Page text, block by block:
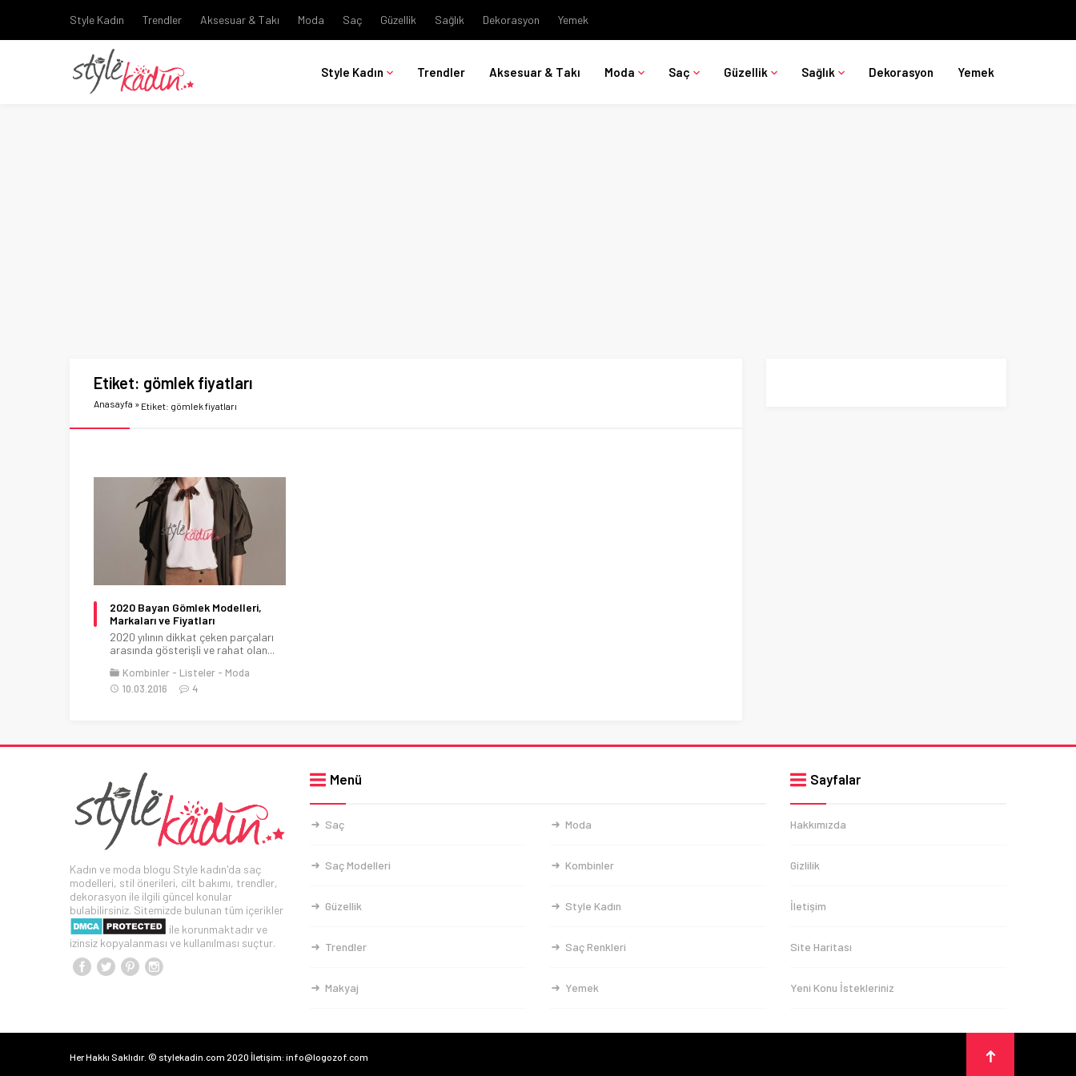
Style Kadın Trendler Aksesuar & Takı Moda Saç Güzellik Sağlık Dekorasyon Yemek
Style Kadın Trendler Aksesuar & Takı Moda Saç Güzellik Sağlık Dekorasyon Yemek
Etiket: gömlek fiyatları
Anasayfa » Etiket: gömlek fiyatları
2020 Bayan Gömlek Modelleri,
Markaları ve Fiyatları
2020 yılının dikkat çeken parçaları
arasında gösterişli ve rahat olan...
Kombinler Listeler
Moda
10.03.2016
4
Kadın ve moda blogu Style kadın'da saç
modelleri, stil önerileri, cilt bakımı, trendler,
dekorasyon ile ilgili güncel konular
bulabilirsiniz. Sitemizde bulunan tüm içerikler
ile korunmaktadır ve
izinsiz kopyalanması ve kullanılması suçtur.
Menü
Saç Moda
Saç Modelleri Kombinler
Güzellik Style Kadın
Trendler Saç Renkleri
Makyaj Yemek
Sayfalar
Hakkımızda
Gizlilik
İletişim
Site Haritası
Yeni Konu İstekleriniz
Her Hakkı Saklıdır. © stylekadin.com 2020 İletişim: info@logozof.com